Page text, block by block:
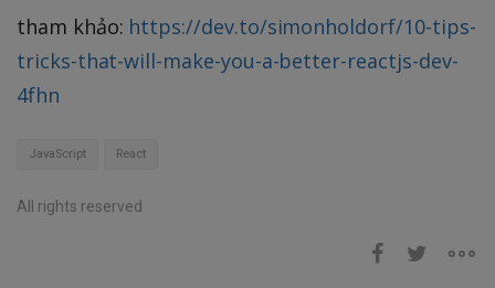
tham khảo: https://dev.to/simonholdorf/10-tips-
tricks-that-will-make-you-a-better-reactjs-dev-
4fhn
JavaScript React
All rights reserved